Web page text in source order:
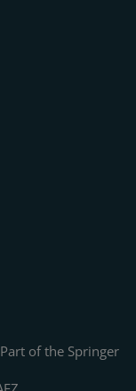
of the Springer